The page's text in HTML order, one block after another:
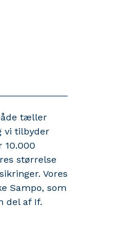
tæller
vi tilbyder
10.000
størrelse
Vores
Sampo, som
del af If.